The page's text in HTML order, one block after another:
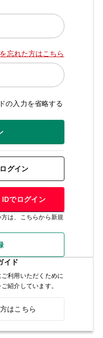
忘れた方はこちら
の入力を省略する
グイン
でログイン
は、こちらから新規
イド
利用いただくために
紹介しています。
はこちら